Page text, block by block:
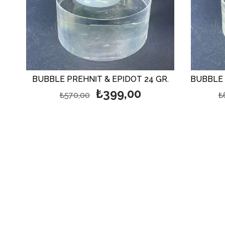
BUBBLE PREHNİT & EPİDOT 24 GR.
₺399,00
₺570,00
BUBBLE